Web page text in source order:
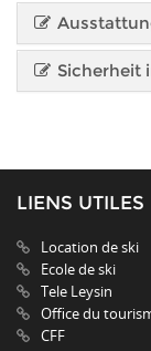
Sicherheit
LIENS UTILES
Location de ski
Ecole de ski
Tele Leysin
Office du
CFF